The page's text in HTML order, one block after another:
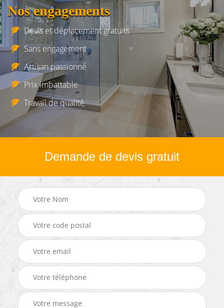
Nos engagements
Devis et déplacement gratuits
Sans engagement
Artisan passionné
Prix imbattable
Travail de qualité
Demande de devis gratuit